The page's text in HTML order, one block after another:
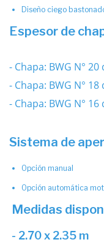
Diseño ciego
Espesor de
- Chapa: BWG N°
- Chapa: BWG N°
- Chapa: BWG N°
Sistema de
Opción manual
Opción automática
Medidas
- 2.70 x 2.35 m